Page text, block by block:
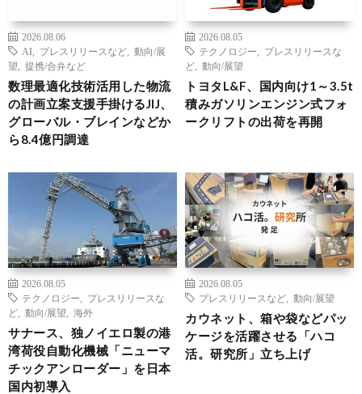
2026.08.06
AI
プレスリリースなど
動向/展
望
提携/合弁など
数理最適化技術活用した物流
の計画立案支援手掛けるJIJ、
グローバル・ブレインなどか
ら8.4億円調達
2026.08.05
テクノロジー
プレスリリースな
ど
動向/展望
トヨタL&F、国内向け1～3.5t
積みガソリンエンジン式フォ
ークリフトの出荷を再開
2026.08.05
テクノロジー
プレスリリースな
ど
動向/展望 海外
サナース、独ノイエロ製の港
湾荷役自動化機械「ニューマ
チックアンローダー」を日本
国内初導入
2026.08.05
プレスリリースなど
動向/展望
カウネット、箱や袋などパッ
ケージを活躍させる「ハコ
活。研究所」立ち上げ